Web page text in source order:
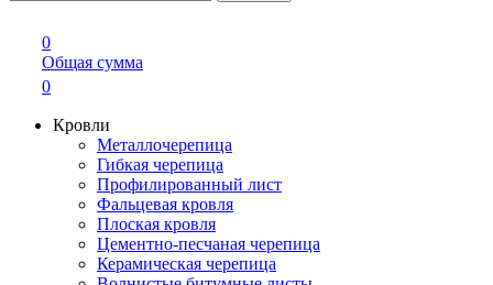
0
Общая сумма
0
Кровли
Металлочерепица
Гибкая черепица
Профилированный лист
Фальцевая кровля
Плоская кровля
Цементно-песчаная черепица
Керамическая черепица